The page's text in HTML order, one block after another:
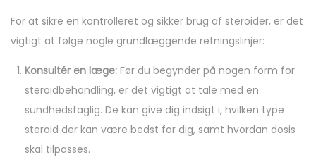
For at sikre en kontrolleret og sikker brug af steroider, er det
vigtigt at følge nogle grundlæggende retningslinjer:
Konsultér en læge: Før du begynder på nogen form for
steroidbehandling, er det vigtigt at tale med en
sundhedsfaglig. De kan give dig indsigt i, hvilken type
steroid der kan være bedst for dig, samt hvordan dosis
skal tilpasses.